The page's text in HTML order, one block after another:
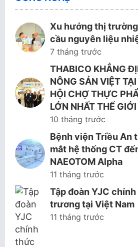
Xu hướng thị
cầu nguyên liệu
7 tháng trước
THABICO KHẲNG
NÔNG SẢN VIỆT
HỘI CHỢ THỰC
LỚN NHẤT THẾ GIỚI
10 tháng trước
Bệnh viện Triều An
mắt hệ thống CT
NAEOTOM Alpha
11 tháng trước
Tập đoàn YJC
trương tại Việt Nam
11 tháng trước